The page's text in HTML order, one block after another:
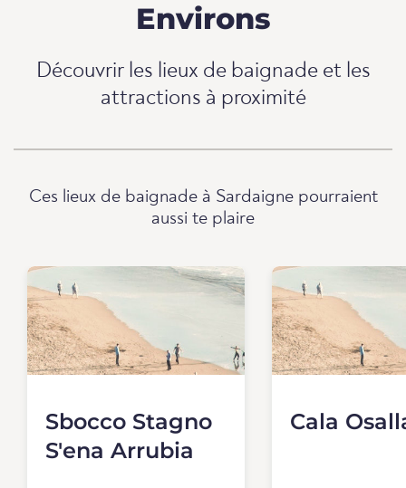
Environs
Découvrir les lieux de baignade et les
attractions à proximité
Ces lieux de baignade à Sardaigne pourraient
aussi te plaire
Sbocco Stagno
S'ena Arrubia
Cala